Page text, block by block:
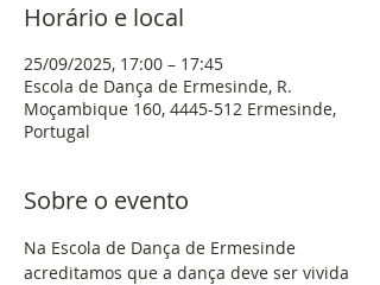
Horário e local
25/09/2025, 17:00 – 17:45
Escola de Dança de Ermesinde, R.
Moçambique 160, 4445-512 Ermesinde,
Portugal
Sobre o evento
Na Escola de Dança de Ermesinde
acreditamos que a dança deve ser vivida